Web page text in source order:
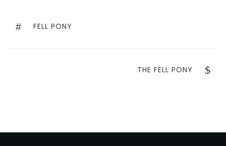
de
PREVIOUS
FELL PONY
NEXT
THE FELL PONY